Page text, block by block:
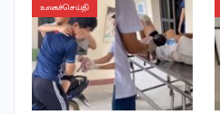
உலகச்செய்தி